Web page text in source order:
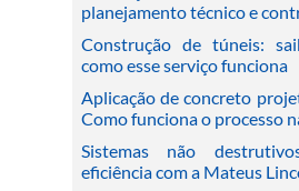
planejamento técnico e
Construção de túneis:
como esse serviço funciona
Aplicação de concreto
Como funciona o processo
Sistemas não
eficiência com a Mateus